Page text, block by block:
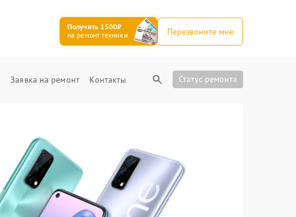
Получить 1500₽
на ремонт техники
Перезвоните мне
Заявка на ремонт Контакты Статус ремонта